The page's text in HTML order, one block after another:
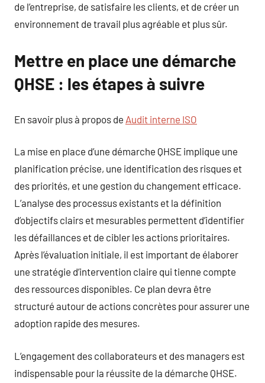
de l’entreprise, de satisfaire les clients, et de créer un
environnement de travail plus agréable et plus sûr.
Mettre en place une démarche
QHSE : les étapes à suivre
En savoir plus à propos de Audit interne ISO
La mise en place d’une démarche QHSE implique une
planification précise, une identification des risques et
des priorités, et une gestion du changement efficace.
L’analyse des processus existants et la définition
d’objectifs clairs et mesurables permettent d’identifier
les défaillances et de cibler les actions prioritaires.
Après l’évaluation initiale, il est important de élaborer
une stratégie d’intervention claire qui tienne compte
des ressources disponibles. Ce plan devra être
structuré autour de actions concrètes pour assurer une
adoption rapide des mesures.
L’engagement des collaborateurs et des managers est
indispensable pour la réussite de la démarche QHSE.